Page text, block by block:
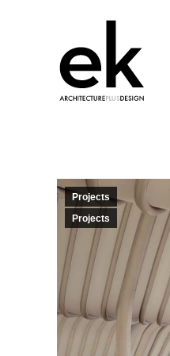
Projects
Projects